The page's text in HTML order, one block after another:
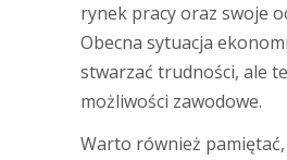
rynek pracy oraz swoje
Obecna sytuacja
stwarzać trudności, ale
możliwości zawodowe.
Warto również